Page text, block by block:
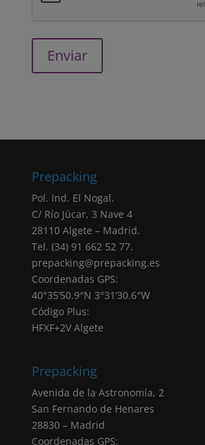
de usuarios de la página web. Asimismo, en
el caso de haber aceptado expresamente,
sus datos también serán utilizados para el
consentimiento (artículo 6.1.a RGPD)
casilla de verificación. Sus datos personales
Negativa otorgar el consentimiento: El hecho
de que no introduzcas los datos que
aparecen marcados como obligatorios en el
formulario tendrá como consecuencia la no
ninguna empresa, salvo obligación legal.
Derechos: Puede acceder, rectificar y
limitación u oposición a su tratamiento,
Prepacking
Pol. Ind. El Nogal.
C/ Río Júcar, 3 Nave 4
28110 Algete – Madrid.
Tel. (34) 91 662 52 77.
prepacking@prepacking.es
Coordenadas GPS:
40°35’50.9″N 3°31’30.6″W
Código Plus:
HFXF+2V Algete
Prepacking
Avenida de la Astronomía, 2
San Fernando de Henares
28830 – Madrid
Coordenadas GPS: